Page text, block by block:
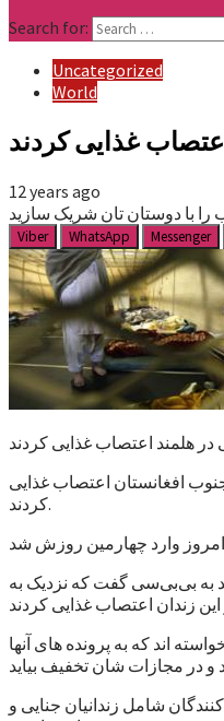
Search for:
Uncategorized
World
غذایی کردند
12 years ago
را با دوستان تان شریک سازید
Viber WhatsApp Messenger
در هلمند اعتصاب غذایی کردند
افغانستان اعتصاب غذایی
کردند.
به بی‌بی‌سی گفت که نزدیک به
اند که به پرونده های آنها
شامل زندانیان جنایی و